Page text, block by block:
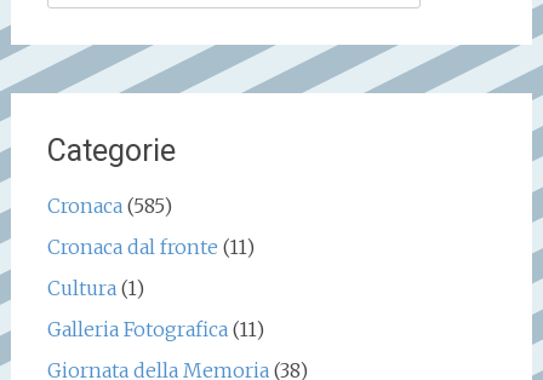
Categorie
Cronaca(585)
Cronaca dal fronte (11)
Cultura(1)
Galleria Fotografica(11)
Giornata della Memoria(38)